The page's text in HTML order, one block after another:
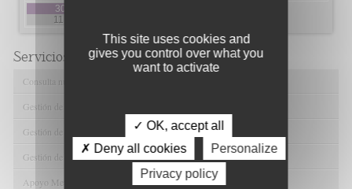
30
11
Servicios de FIBAO
Consulta nuestras Ofertas Tecnológicas
Gestión de Ensayos Clínicos y Estudios Observacionales
Gestión de la Innovación y la Transferencia Tecnológica
Gestión de Ayudas y Oportunidad de Financiación
Apoyo Metodológico y/o Estadístico
This site uses cookies and
gives you control over what you
want to activate
✓ OK, accept all
✗ Deny all cookies
Personalize
Privacy policy